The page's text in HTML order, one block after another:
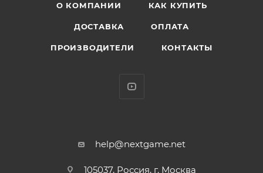
О КОМПАНИИ КАК КУПИТЬ
ДОСТАВКА ОПЛАТА
ПРОИЗВОДИТЕЛИ КОНТАКТЫ
help@nextgame.net
105037, Россия, г. Москва